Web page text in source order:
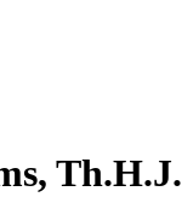
Th.H.J.